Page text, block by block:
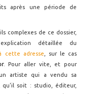
après une période de
complexes de ce dossier,
détaillée du
cette adresse , sur le cas
. Pour aller vite, et pour
artiste qui a vendu sa
qu'il soit : studio, éditeur,